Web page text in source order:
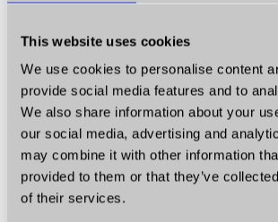
This website uses cookies
We use cookies to personalise content
provide social media features and to
We also share information about your
our social media, advertising and
may combine it with other information
provided to them or that they’ve
of their services.